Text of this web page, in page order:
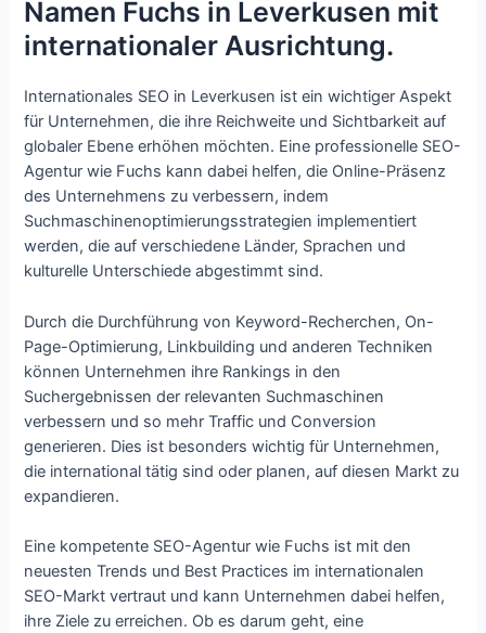
Namen Fuchs in Leverkusen mit
internationaler Ausrichtung.
Internationales SEO in Leverkusen ist ein wichtiger Aspekt
für Unternehmen, die ihre Reichweite und Sichtbarkeit auf
globaler Ebene erhöhen möchten. Eine professionelle SEO-
Agentur wie Fuchs kann dabei helfen, die Online-Präsenz
des Unternehmens zu verbessern, indem
Suchmaschinenoptimierungsstrategien implementiert
werden, die auf verschiedene Länder, Sprachen und
kulturelle Unterschiede abgestimmt sind.
Durch die Durchführung von Keyword-Recherchen, On-
Page-Optimierung, Linkbuilding und anderen Techniken
können Unternehmen ihre Rankings in den
Suchergebnissen der relevanten Suchmaschinen
verbessern und so mehr Traffic und Conversion
generieren. Dies ist besonders wichtig für Unternehmen,
die international tätig sind oder planen, auf diesen Markt zu
expandieren.
Eine kompetente SEO-Agentur wie Fuchs ist mit den
neuesten Trends und Best Practices im internationalen
SEO-Markt vertraut und kann Unternehmen dabei helfen,
ihre Ziele zu erreichen. Ob es darum geht, eine